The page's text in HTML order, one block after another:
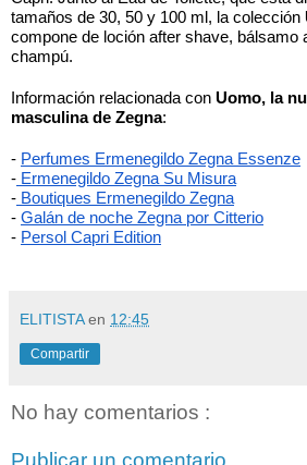
tamaños de 30, 50 y 100 ml, la colección
compone de loción after shave, bálsamo
champú.
Información relacionada con Uomo, la
masculina de Zegna:
- Perfumes Ermenegildo Zegna Essenze
- Ermenegildo Zegna Su Misura
- Boutiques Ermenegildo Zegna
- Galán de noche Zegna por Citterio
- Persol Capri Edition
ELITISTAen 12:45
Compartir
No hay comentarios :
Publicar un comentario